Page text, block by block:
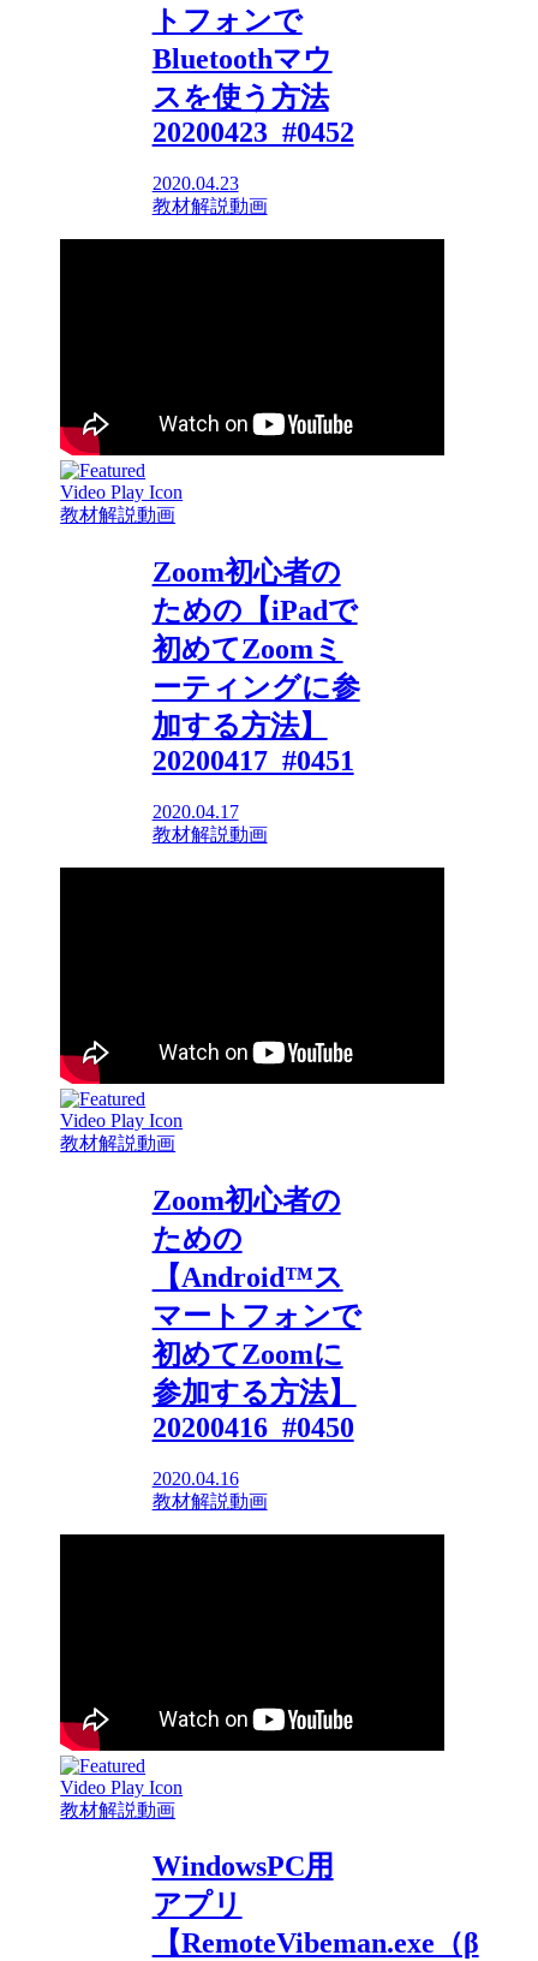
トフォンで
Bluetoothマウ
スを使う方法
20200423_#0452
2020.04.23
教材解説動画
教材解説動画
Zoom初心者の
ための【iPadで
初めてZoomミ
ーティングに参
加する方法】
20200417_#0451
2020.04.17
教材解説動画
教材解説動画
Zoom初心者の
ための
【Android™ス
マートフォンで
初めてZoomに
参加する方法】
20200416_#0450
2020.04.16
教材解説動画
教材解説動画
WindowsPC用
アプリ
【RemoteVibeman.exe（β